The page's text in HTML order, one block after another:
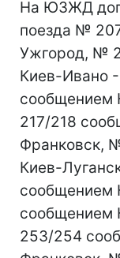
На ЮЗЖД
поезда №
Ужгород, №
Киев-Ивано
сообщением
217/218
Франковск,
Киев-
сообщением
сообщением
253/254